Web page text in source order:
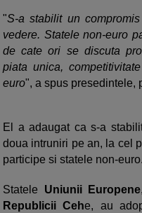
"S-a stabilit un
vedere. Statele non-euro
de cate ori se discuta
piata unica,
euro", a spus presedintele,
El a adaugat ca s-a
doua intruniri pe an, la cel
participe si statele non-euro.
Statele Uniunii Europene
Republicii Cehe, au